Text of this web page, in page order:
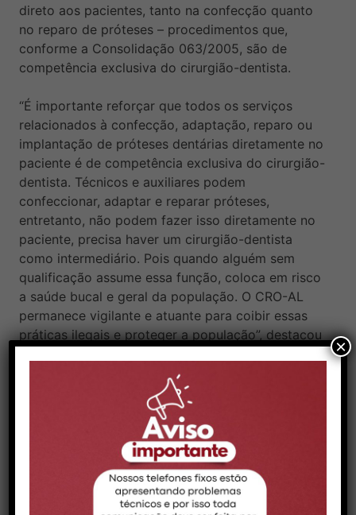
direto aos pacientes, tanto na confecção quanto
no reparo de próteses – procedimentos que,
conforme a Consolidação 063/2005, são de
competência exclusiva do cirurgião-dentista.
“É importante reforçar que todos os serviços
relacionados à confecção, adaptação, reparo ou
implantação de próteses dentárias diretamente no
paciente é de competência exclusiva do cirurgião-
dentista. Técnicos e auxiliares podem
confeccionar, adaptar e reparar próteses,
entretanto, não podem fazer isso diretamente no
paciente, precisa haver um cirurgião-dentista
como intermediário. Pois quando alguém sem
qualificação assume essa função, coloca em risco
a saúde bucal e geral da população. O CRO-AL
permanece vigilante e atuante para coibir essas
práticas ilegais e proteger a população”, destacou
Um dos estabelecimentos também funcionava
sem responsável técnico, motivo pelo qual teve
suas atividades suspensas pelo CRO-AL. As
equipes constataram ainda que ambos os locais
não possuíam alvará sanitário, representando
risco à saúde pública. Diante das irregularidades,
×